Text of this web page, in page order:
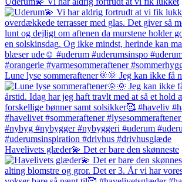
Lune lyse sommeraftener🌞🌞 Jeg kan ikke få n
Havelivets glæder💫 Det er bare den skønneste